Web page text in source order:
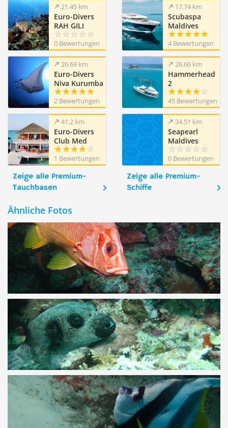
21.45 km
Euro-Divers
RAH GILI
MALDIVES
0 Bewertungen
26.69 km
Euro-Divers
Niva Kurumba
Maldives
2 Bewertungen
41.2 km
Euro-Divers
Club Med
Kani
1 Bewertungen
Zeige alle Premium-
Tauchbasen
17.74 km
Scubaspa
Maldives
4 Bewertungen
26.66 km
Hammerhead
2
45 Bewertungen
34.51 km
Seapearl
Maldives
0 Bewertungen
Zeige alle Premium-
Schiffe
Ähnliche Fotos